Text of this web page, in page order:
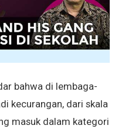
bahwa di lembaga-
kecurangan, dari skala
masuk dalam kategori